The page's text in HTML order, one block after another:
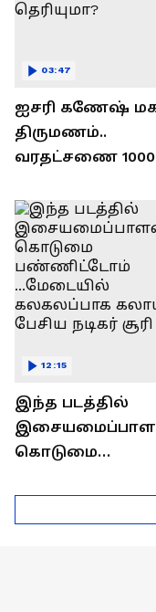
ஐசரி கணேஷ்
திருமணம்..
வரதட்சணை 1000
ரொக்கம்
தெரியுமா?
03:47
இந்த படத்தில்
கொடுமை
...மேடையில்
கலகலப்பாக
12:15